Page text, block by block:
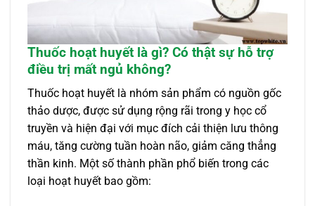
Thuốc hoạt huyết là gì? Có thật sự hỗ trợ
điều trị mất ngủ không?
Thuốc hoạt huyết là nhóm sản phẩm có nguồn gốc
thảo dược, được sử dụng rộng rãi trong y học cổ
truyền và hiện đại với mục đích cải thiện lưu thông
máu, tăng cường tuần hoàn não, giảm căng thẳng
thần kinh. Một số thành phần phổ biến trong các
loại hoạt huyết bao gồm: